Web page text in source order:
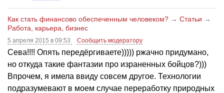
Как стать финансово обеспеченным человеком? → Статьи →
Работа, карьера, бизнес
5 апреля 2015 в 09:53 Сообщить модератору
Сева!!!! Опять передёргиваете))))) ржачно придумано,
но откуда такие фантазии про израненных бойцов?)))
Впрочем, я имела ввиду совсем другое. Технологии
подразумевают в моем случае переработку природных